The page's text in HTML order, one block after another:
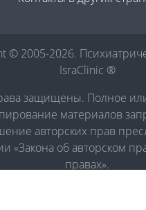
© 2005-2026.
IsraClinic ®
защищены. Полное
материалов
авторских прав
«Закона об авторском
правах».